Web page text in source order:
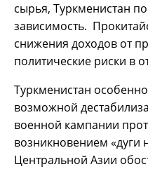
сырья, Туркменистан
зависимость.
снижения доходов от
политические риски в
Туркменистан
возможной
военной кампании
возникновением «дуги
Центральной Азии